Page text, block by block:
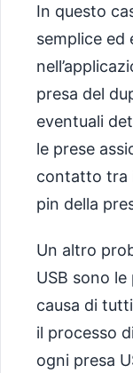
In questo
semplice ed
presa del
eventuali
le prese
contatto tra
pin della
Un altro
USB sono
causa di
il processo
ogni presa